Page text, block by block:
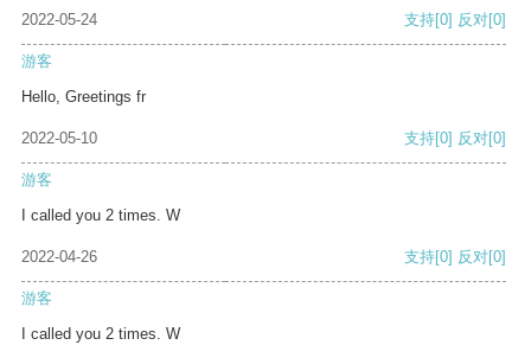
2022-05-24 支持[0] 反对[0]
游客
Hello, Greetings fr
2022-05-10 支持[0] 反对[0]
游客
I called you 2 times. W
2022-04-26 支持[0] 反对[0]
游客
I called you 2 times. W